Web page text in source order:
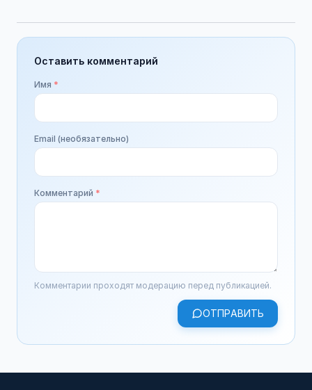
Оставить комментарий
Имя *
Email (необязательно)
Комментарий *
Комментарии проходят модерацию перед публикацией.
ОТПРАВИТЬ